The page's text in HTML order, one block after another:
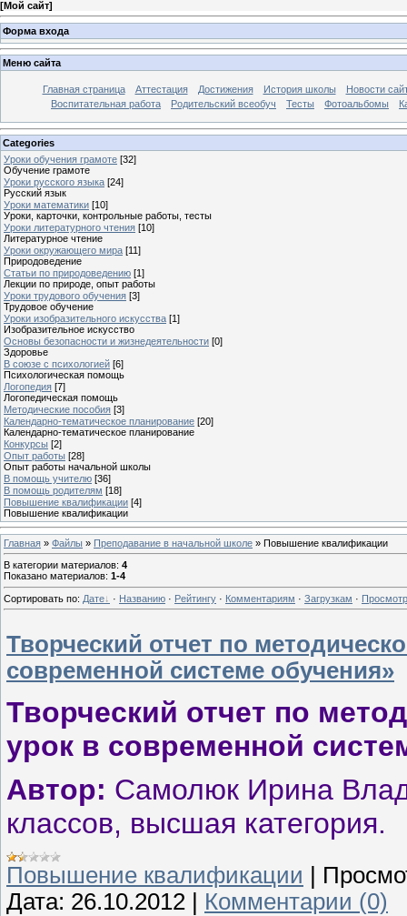
[Мой сайт]
Форма входа
Меню сайта
Главная страница Аттестация Достижения История школы
Новости
Воспитательная работа
Родительский всеобуч Тесты Фотоальбомы
Categories
Уроки обучения грамоте [32]
Обучение грамоте
Уроки русского языка [24]
Русский язык
Уроки математики [10]
Уроки, карточки, контрольные работы, тесты
Уроки литературного чтения [10]
Литературное чтение
Уроки окружающего мира [11]
Природоведение
Статьи по природоведению [1]
Лекции по природе, опыт работы
Уроки трудового обучения [3]
Трудовое обучение
Уроки изобразительного искусства [1]
Изобразительное искусство
Основы безопасности и жизнедеятельности [0]
Здоровье
В союзе с психологией [6]
Психологическая помощь
Логопедия [7]
Логопедическая помощь
Методические пособия [3]
Календарно-тематическое планирование [20]
Календарно-тематическое планирование
Конкурсы [2]
Опыт работы [28]
Опыт работы начальной школы
В помощь учителю [36]
В помощь родителям [18]
Повышение квалификации [4]
Повышение квалификации
Главная » Файлы » Преподавание в начальной школе » Повышение квалификации
В категории материалов: 4
Показано материалов: 1-4
Сортировать по: Дате · Названию · Рейтингу · Комментариям · Загрузкам ·
Творческий отчет по
современной системе обучения»
Творческий отчет по
урок в современной
Автор: Самолюк Ирина
классов, высшая категория.
Повышение квалификации
Дата: 26.10.2012
Комментарии (0)